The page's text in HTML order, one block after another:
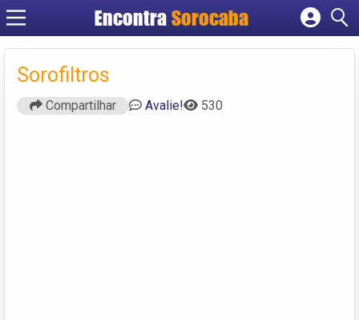
EncontraSorocaba
Cadastrar empresa
Sorofiltros
Compartilhar Avalie! 530